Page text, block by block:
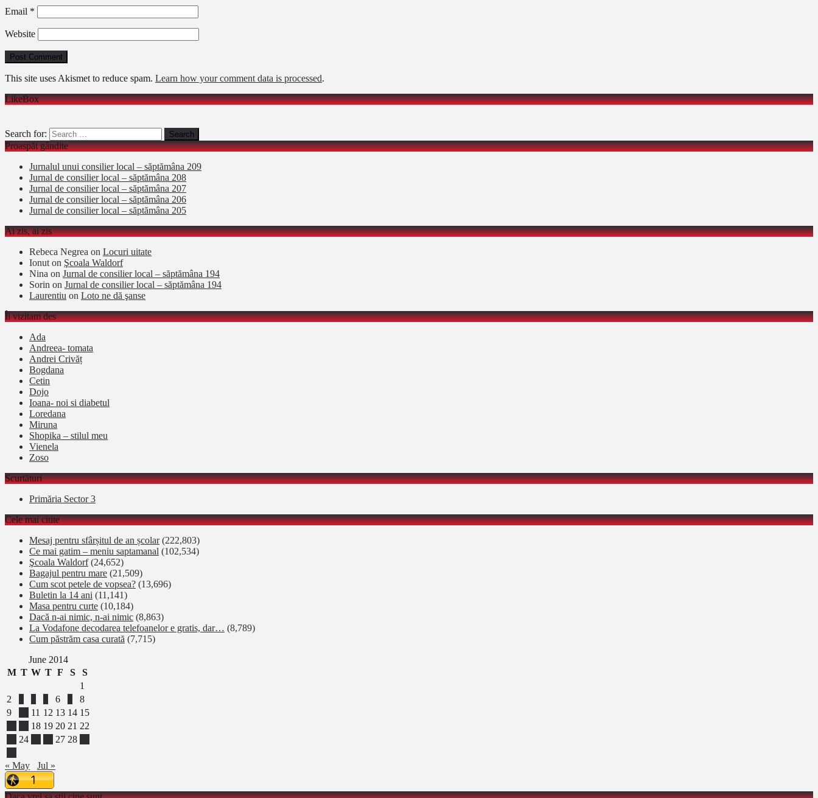
Email *
Website
This site uses Akismet to reduce spam. Learn how your comment data is processed.
LikeBox
Search for:
Proaspăt gândite
Jurnalul unui consilier local – săptămâna 209
Jurnal de consilier local – săptămâna 208
Jurnal de consilier local – săptămâna 207
Jurnal de consilier local – săptămâna 206
Jurnal de consilier local – săptămâna 205
Ai zis, ai zis
Rebeca Negrea on Locuri uitate
Ionut on Şcoala Waldorf
Nina on Jurnal de consilier local – săptămâna 194
Sorin on Jurnal de consilier local – săptămâna 194
Laurentiu on Loto ne dă şanse
Îi vizitam des
Ada
Andreea- tomata
Andrei Crivăț
Bogdana
Cetin
Dojo
Ioana- noi si diabetul
Loredana
Miruna
Shopika – stilul meu
Vienela
Zoso
Scurtături
Primăria Sector 3
Cele mai citite
Mesaj pentru sfârșitul de an școlar (222,803)
Ce mai gatim – meniu saptamanal (102,534)
Şcoala Waldorf (24,652)
Bagajul pentru mare (21,509)
Cum scot petele de vopsea? (13,696)
Buletin la 14 ani (11,141)
Masa pentru curte (10,184)
Dacă n-ai nimic, n-ai nimic (8,863)
La Vodafone decodarea telefoanelor e gratis, dar… (8,789)
Cum păstrăm casa curată (7,715)
June 2014
M T W T F S
S
1
2
6
8
9
11 12 13 14 15
18 19 20 21 22
24 27 28
« May
Jul »